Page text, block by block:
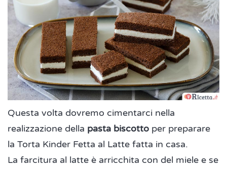
Questa volta dovremo cimentarci nella
realizzazione della pasta biscotto per preparare
la Torta Kinder Fetta al Latte fatta in casa.
La farcitura al latte è arricchita con del miele e se